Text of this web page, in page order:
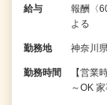
給与
報酬〈
よる
勤務地 神奈川
勤務時間
【営業
～OK